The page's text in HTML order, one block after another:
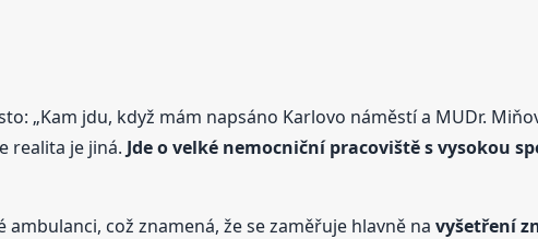
„Kam jdu, když mám napsáno Karlovo náměstí a MUDr.
realita je jiná. Jde o velké nemocniční pracoviště s vysokou
což znamená, že se zaměřuje hlavně na vyšetření